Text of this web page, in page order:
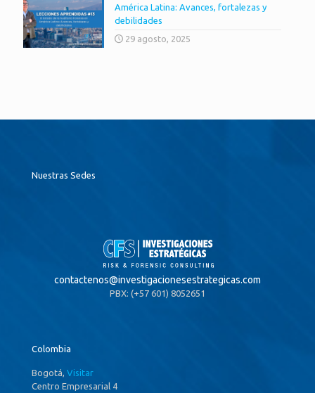
América Latina: Avances, fortalezas y
debilidades
29 agosto, 2025
Nuestras Sedes
contactenos@investigacionesestrategicas.com
PBX: (+57 601) 8052651
Colombia
Bogotá, Visitar
Centro Empresarial 4